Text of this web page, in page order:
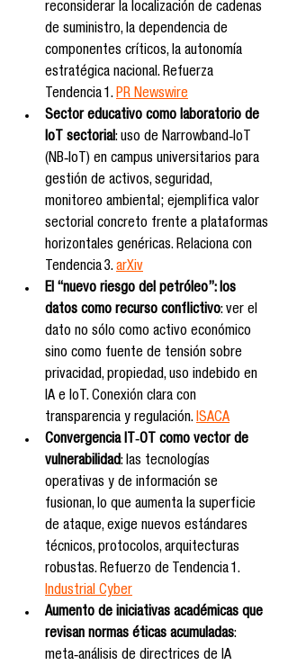
reconsiderar la localización de cadenas
de suministro, la dependencia de
componentes críticos, la autonomía
estratégica nacional. Refuerza
Tendencia 1. PR Newswire
Sector educativo como laboratorio de
IoT sectorial: uso de Narrowband‑IoT
(NB‑IoT) en campus universitarios para
gestión de activos, seguridad,
monitoreo ambiental; ejemplifica valor
sectorial concreto frente a plataformas
horizontales genéricas. Relaciona con
Tendencia 3. arXiv
El “nuevo riesgo del petróleo”: los
datos como recurso conflictivo: ver el
dato no sólo como activo económico
sino como fuente de tensión sobre
privacidad, propiedad, uso indebido en
IA e IoT. Conexión clara con
transparencia y regulación. ISACA
Convergencia IT‑OT como vector de
vulnerabilidad: las tecnologías
operativas y de información se
fusionan, lo que aumenta la superficie
de ataque, exige nuevos estándares
técnicos, protocolos, arquitecturas
robustas. Refuerzo de Tendencia 1.
Industrial Cyber
Aumento de iniciativas académicas que
revisan normas éticas acumuladas:
meta‑análisis de directrices de IA